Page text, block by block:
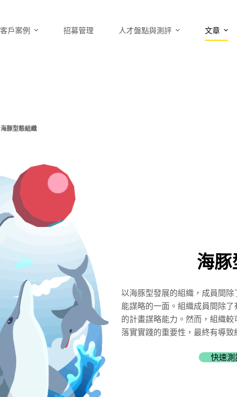
客戶案例 招募管理 人才盤點與測評 文章
海豚型態組織
海豚
以海豚型發展的組織，成員間
能謀略的一面。組織成員間除
的計畫謀略能力。然而，組織
落實實踐的重要性，最終有導致
快速